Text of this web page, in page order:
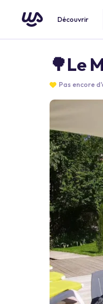
Découvrir
🌳Le
Pas encore